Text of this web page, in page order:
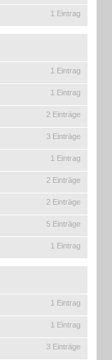
1 Eintrag
1 Eintrag
1 Eintrag
2 Einträge
3 Einträge
1 Eintrag
2 Einträge
2 Einträge
5 Einträge
1 Eintrag
1 Eintrag
1 Eintrag
3 Einträge